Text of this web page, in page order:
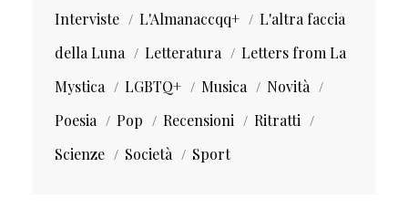
Interviste
L'Almanaccqq+
L'altra faccia
della Luna
Letteratura
Letters from La
Mystica
LGBTQ+ Musica
Novità
Poesia
Pop Recensioni
Ritratti
Scienze
Società Sport